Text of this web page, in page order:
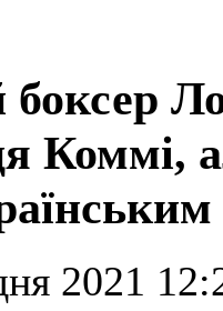
боксер
Коммі,
2021